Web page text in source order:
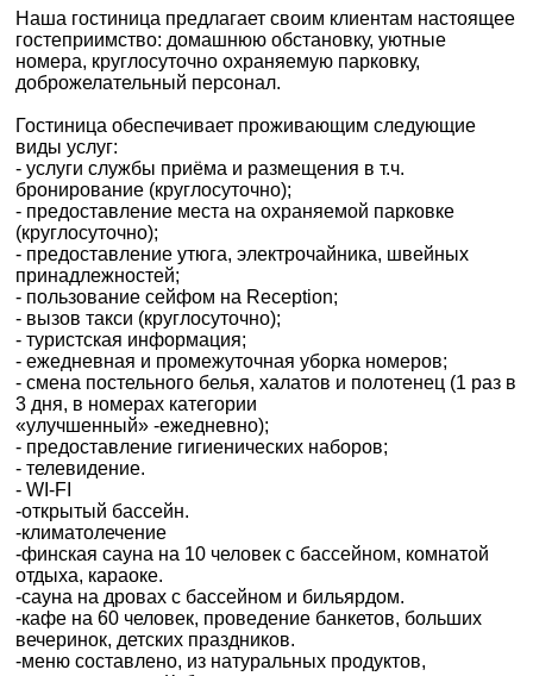
Наша гостиница предлагает своим клиентам настоящее
гостеприимство: домашнюю обстановку, уютные
номера, круглосуточно охраняемую парковку,
доброжелательный персонал.
Гостиница обеспечивает проживающим следующие
виды услуг:
- услуги службы приёма и размещения в т.ч.
бронирование (круглосуточно);
- предоставление места на охраняемой парковке
(круглосуточно);
- предоставление утюга, электрочайника, швейных
принадлежностей;
- пользование сейфом на Reception;
- вызов такси (круглосуточно);
- туристская информация;
- ежедневная и промежуточная уборка номеров;
- смена постельного белья, халатов и полотенец (1 раз в
3 дня, в номерах категории
«улучшенный» -ежедневно);
- предоставление гигиенических наборов;
- телевидение.
- WI-FI
-открытый бассейн.
-климатолечение
-финская сауна на 10 человек с бассейном, комнатой
отдыха, караоке.
-сауна на дровах с бассейном и бильярдом.
-кафе на 60 человек, проведение банкетов, больших
вечеринок, детских праздников.
-меню составлено, из натуральных продуктов,